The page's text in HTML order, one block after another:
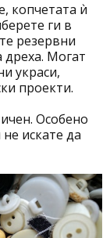
копчетата ѝ
ги в
резервни
дреха. Могат
украси,
проекти.
Особено
искате да